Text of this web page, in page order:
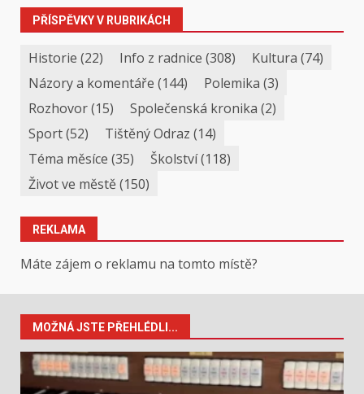
PŘÍSPĚVKY V RUBRIKÁCH
Historie (22) Info z radnice (308) Kultura (74)
Názory a komentáře (144) Polemika (3)
Rozhovor(15) Společenská kronika (2)
Sport(52) Tištěný Odraz (14)
Téma měsíce (35) Školství(118)
Život ve městě(150)
REKLAMA
Máte zájem o reklamu na tomto místě?
MOŽNÁ JSTE PŘEHLÉDLI...